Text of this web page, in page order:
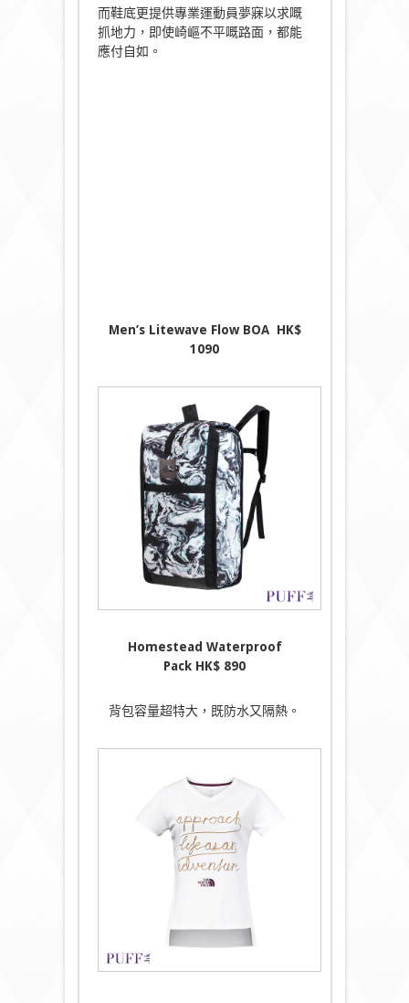
而鞋底更提供專業運動員夢寐以求嘅
抓地力，即使崎嶇不平嘅路面，都能
應付自如。
Men’s Litewave Flow BOAHK$
1090
Homestead Waterproof
Pack HK$ 890
背包容量超特大，既防水又隔熱。